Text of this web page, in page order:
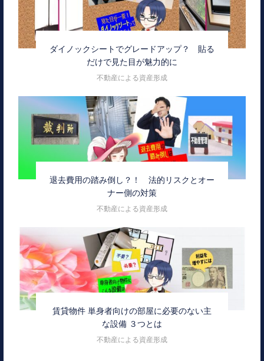
ダイノックシートでグレードアップ？ 貼る
だけで見た目が魅力的に
不動産による資産形成
退去費用の踏み倒し？！ 法的リスクとオー
ナー側の対策
不動産による資産形成
賃貸物件 単身者向けの部屋に必要のない主
な設備 ３つとは
不動産による資産形成